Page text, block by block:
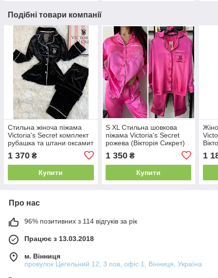
Подібні товари компанії
Стильна жіноча піжама
Victoria's Secret комплект
рубашка та штани оксамит
1 370 ₴
Купити
S XL Стильна шовкова
піжама Victoria's Secret
рожева (Вікторія Сикрет)
1 350₴
Купити
1
Про нас
96% позитивних з 114 відгуків за рік
Працює з 13.03.2018
м. Вінниця
провулок Цегельний 12, 3 пов, офіс 1, Вінниця, Україна